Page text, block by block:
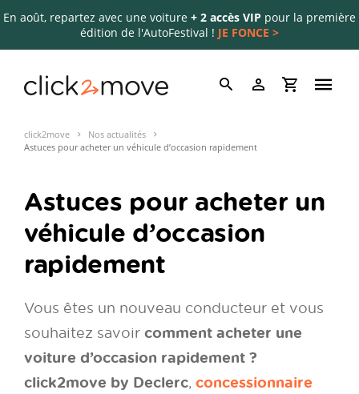
En août, repartez avec une voiture + 2 accès VIP pour la première
édition de l'AutoFestival ! JE FONCE >
click2move
Nos actualités
Astuces pour acheter un véhicule d’occasion rapidement
Astuces pour acheter un
véhicule d’occasion
rapidement
Vous êtes un nouveau conducteur et vous
souhaitez savoir comment acheter une
voiture d’occasion rapidement ?
click2move by Declerc, concessionnaire